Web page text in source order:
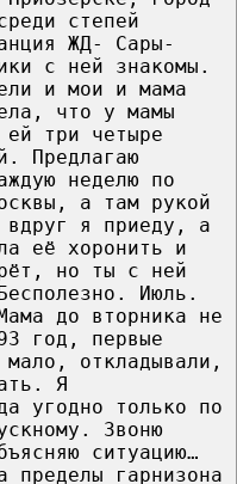
степей
ЖД- Сары-
с ней знакомы.
и мои и мама
что у мамы
три четыре
Предлагаю
неделю по
а там рукой
я приеду, а
её хоронить и
но ты с ней
Июль.
до вторника не
год, первые
откладывали,
Я
угодно только по
Звоню
ситуацию…
гарнизона